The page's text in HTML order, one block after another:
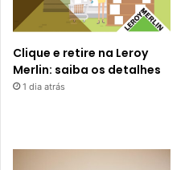
Clique e retire na Leroy
Merlin: saiba os detalhes
1 dia atrás